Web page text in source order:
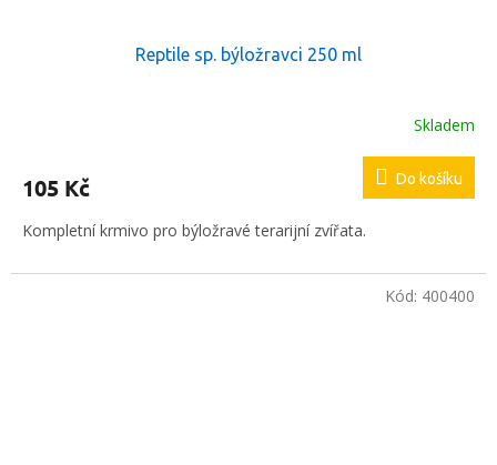
Reptile sp. býložravci 250 ml
Skladem
105 Kč Do košíku
Kompletní krmivo pro býložravé terarijní zvířata.
Kód: 400400